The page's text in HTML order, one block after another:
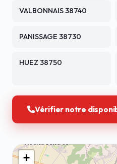
VALBONNAIS 38740
PANISSAGE 38730
HUEZ 38750
Vérifier notre
+